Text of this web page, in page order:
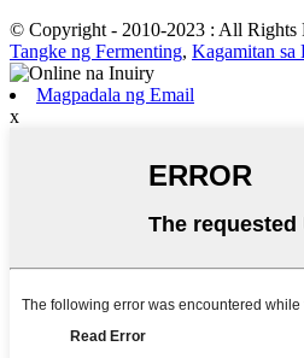
© Copyright - 2010-2023 : All Rights
Tangke ng Fermenting, Kagamitan sa
Magpadala ng Email
x